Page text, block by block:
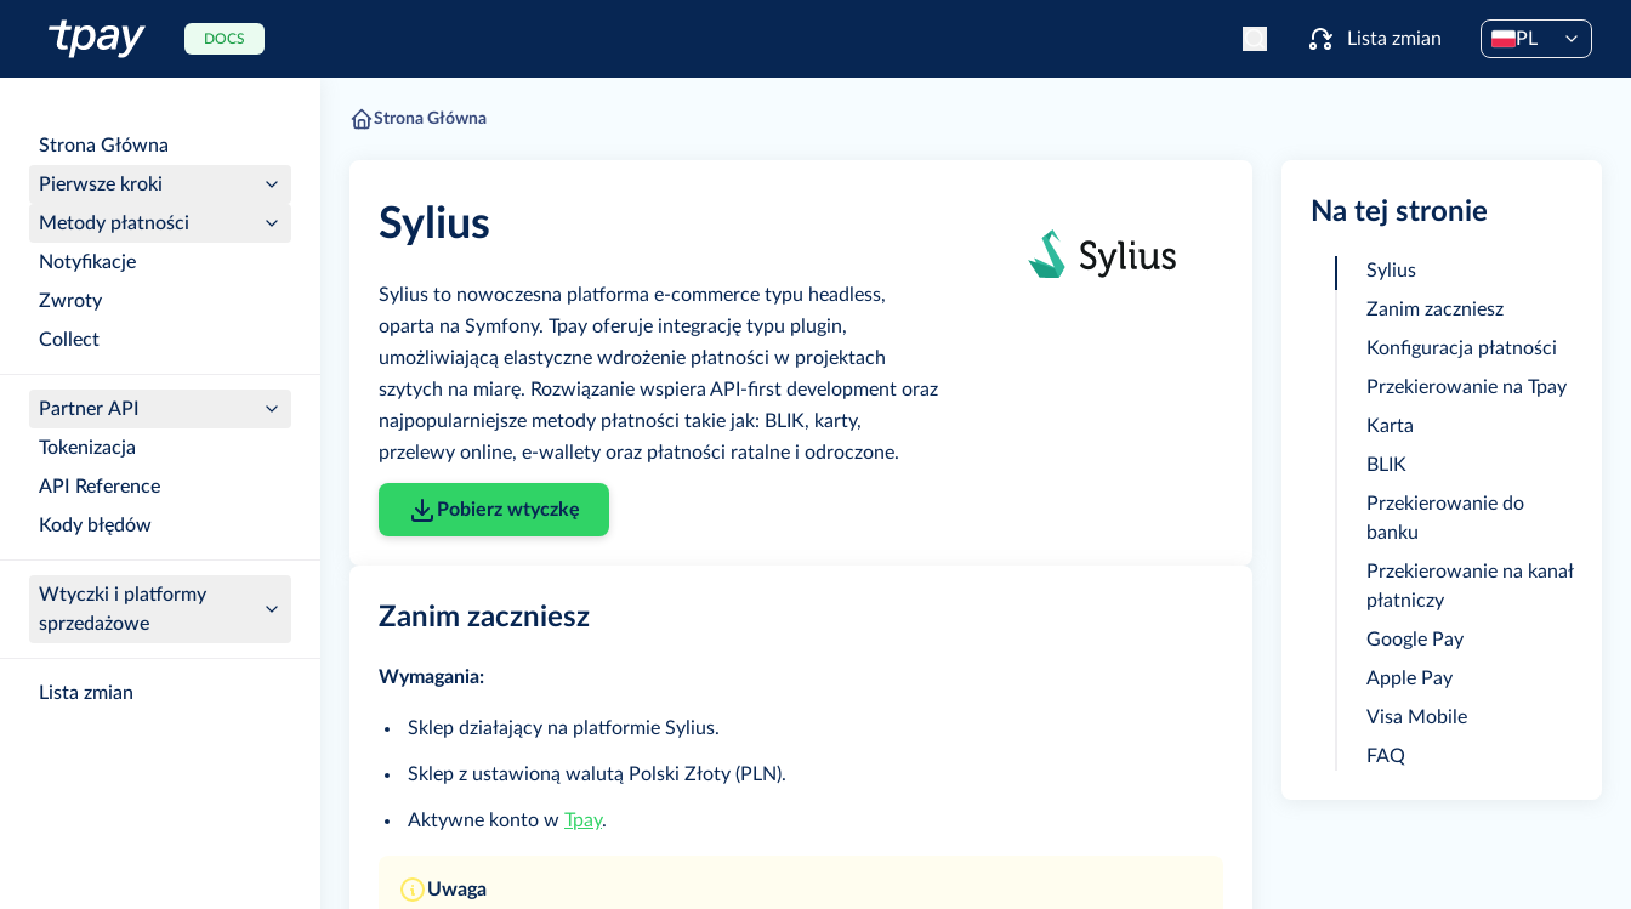
DOCS Lista zmian PL
Strona Główna
Pierwsze kroki
Metody płatności
Notyfikacje
Zwroty
Collect
Partner API
Tokenizacja
API Reference
Kody błędów
Wtyczki i platformy
sprzedażowe
Lista zmian
Strona Główna
Sylius
Sylius to nowoczesna platforma e-commerce typu headless,
oparta na Symfony. Tpay oferuje integrację typu plugin,
umożliwiającą elastyczne wdrożenie płatności w projektach
szytych na miarę. Rozwiązanie wspiera API-first development oraz
najpopularniejsze metody płatności takie jak: BLIK, karty,
przelewy online, e-wallety oraz płatności ratalne i odroczone.
Pobierz wtyczkę
Zanim zaczniesz
Wymagania:
Sklep działający na platformie Sylius.
Sklep z ustawioną walutą Polski Złoty (PLN).
Aktywne konto w Tpay.
Uwaga
Na tej stronie
Sylius
Zanim zaczniesz
Konfiguracja płatności
Przekierowanie na Tpay
Karta
BLIK
Przekierowanie do
banku
Przekierowanie na kanał
płatniczy
Google Pay
Apple Pay
Visa Mobile
FAQ